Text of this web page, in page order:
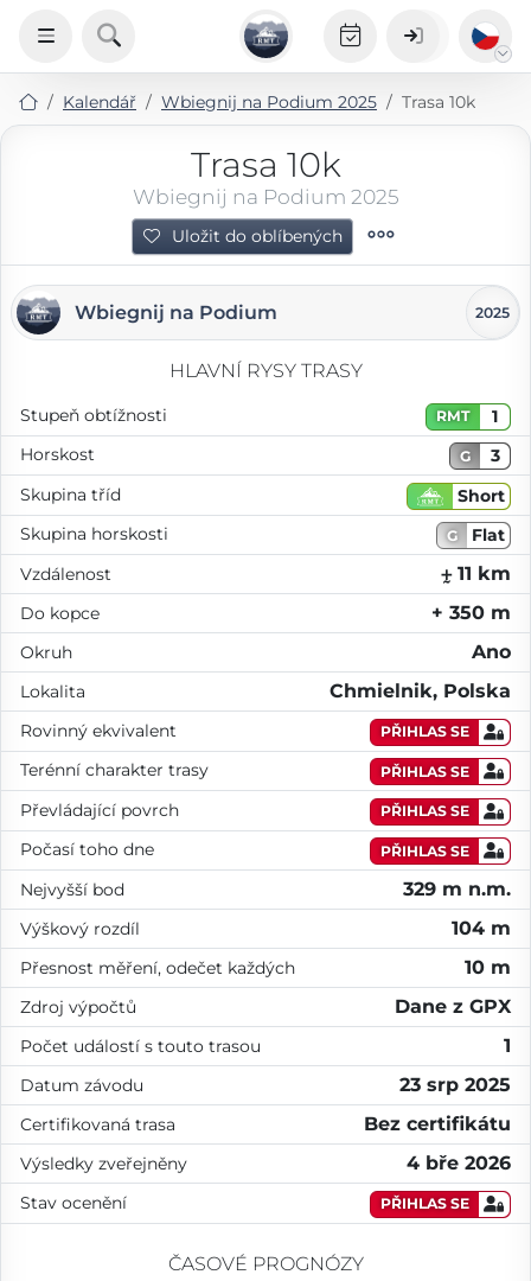
Kalendář Wbiegnij na Podium 2025 Trasa 10k
Trasa 10k
Wbiegnij na Podium 2025
Uložit do oblíbených
Wbiegnij na Podium 2025
HLAVNÍ RYSY TRASY
Stupeň obtížnosti RMT
1
Horskost
G
3
Skupina tříd
Short
Skupina horskosti
G
Flat
Vzdálenost
⨦ 11 km
Do kopce + 350 m
Okruh Ano
Lokalita Chmielnik, Polska
Rovinný ekvivalent PŘIHLAS SE
Terénní charakter trasy PŘIHLAS SE
Převládající povrch PŘIHLAS SE
Počasí toho dne PŘIHLAS SE
Nejvyšší bod 329 m n.m.
Výškový rozdíl 104 m
Přesnost měření, odečet každých 10 m
Zdroj výpočtů Dane z GPX
Počet událostí s touto trasou 1
Datum závodu 23 srp 2025
Certifikovaná trasa Bez certifikátu
Výsledky zveřejněny 4 bře 2026
Stav ocenění PŘIHLAS SE
ČASOVÉ PROGNÓZY